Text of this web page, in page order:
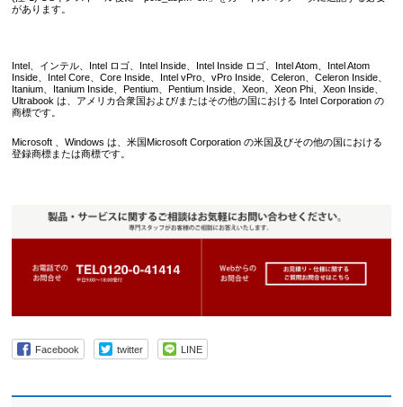
があります。
Intel、インテル、Intel ロゴ、Intel Inside、Intel Inside ロゴ、Intel Atom、Intel Atom
Inside、Intel Core、Core Inside、Intel vPro、vPro Inside、Celeron、Celeron Inside、
Itanium、Itanium Inside、Pentium、Pentium Inside、Xeon、Xeon Phi、Xeon Inside、
Ultrabook は、アメリカ合衆国および/またはその他の国における Intel Corporation の
商標です。
Microsoft 、Windows は、米国Microsoft Corporation の米国及びその他の国における
登録商標または商標です。
Facebook twitter LINE